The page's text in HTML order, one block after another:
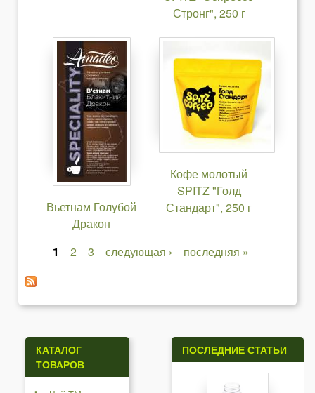
Стронг", 250 г
Вьетнам Голубой
Дракон
Кофе молотый
SPITZ "Голд
Стандарт", 250 г
С
а
н
1 2 3 следующая › последняя »
КАТАЛОГ
ТОВАРОВ
ПОСЛЕДНИЕ СТАТЬИ